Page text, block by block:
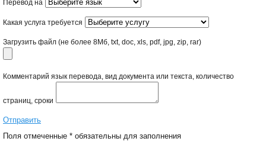
Перевод на
Какая услуга требуется
Загрузить файл (не более 8Mб, txt, doc, xls, pdf, jpg, zip, rar)
Комментарий язык перевода, вид документа или текста, количество
страниц, сроки
Отправить
Поля отмеченные * обязательны для заполнения